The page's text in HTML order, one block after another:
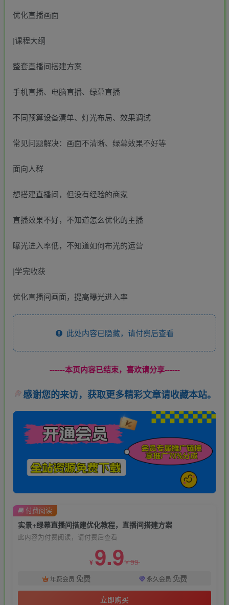
优化直播画面
|课程大纲
整套直播间搭建方案
手机直播、电脑直播、绿幕直播
不同预算设备清单、灯光布局、效果调试
常见问题解决：画面不清晰、绿幕效果不好等
面向人群
想搭建直播间，但没有经验的商家
直播效果不好，不知道怎么优化的主播
曝光进入率低，不知道如何布光的运营
|学完收获
优化直播间画面，提高曝光进入率
此处内容已隐藏，请付费后查看
------本页内容已结束，喜欢请分享------
感谢您的来访，获取更多精彩文章请收藏本站。
实景+绿幕直播间搭建优化教程，直播间搭建方案
此内容为付费阅读，请付费后查看
¥ 9.9¥99
年费会员 免费 永久会员 免费
立即购买
付费阅读